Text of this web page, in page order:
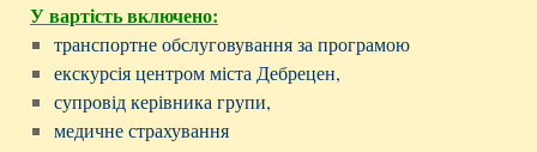
У вартість включено:
транспортне обслуговування за програмою
екскурсія центром міста Дебрецен,
супровід керівника групи,
медичне страхування